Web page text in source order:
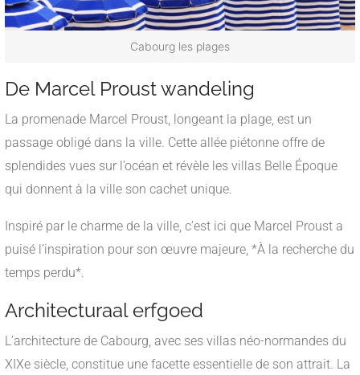
Cabourg les plages
De Marcel Proust wandeling
La promenade Marcel Proust, longeant la plage, est un
passage obligé dans la ville. Cette allée piétonne offre de
splendides vues sur l’océan et révèle les villas Belle Époque
qui donnent à la ville son cachet unique.
Inspiré par le charme de la ville, c’est ici que Marcel Proust a
puisé l’inspiration pour son œuvre majeure, *À la recherche du
temps perdu*.
Architecturaal erfgoed
L’architecture de Cabourg, avec ses villas néo-normandes du
XIXe siècle, constitue une facette essentielle de son attrait. La